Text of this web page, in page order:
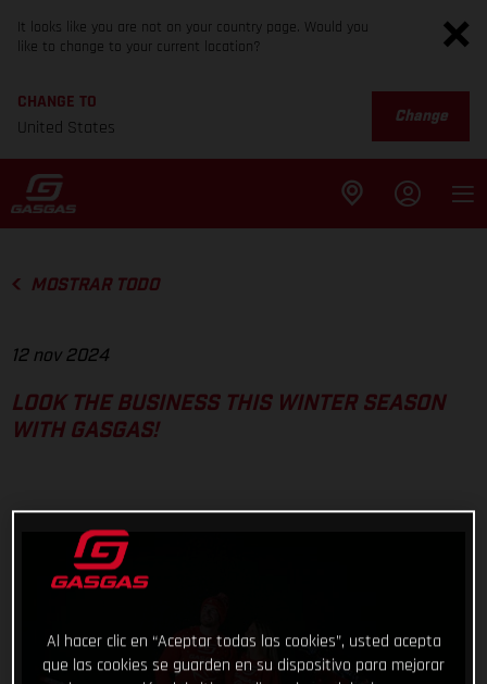
It looks like you are not on your country page. Would you
like to change to your current location?
CHANGE TO
United States
Change
MOSTRAR TODO
12 nov 2024
LOOK THE BUSINESS THIS WINTER SEASON
WITH GASGAS!
Al hacer clic en “Aceptar todas las cookies”, usted acepta
que las cookies se guarden en su dispositivo para mejorar